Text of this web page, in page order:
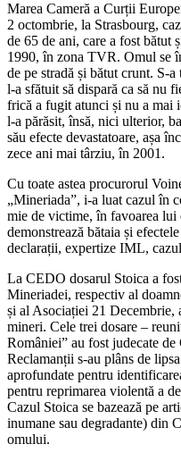
Marea Cameră a Curții
2 octombrie, la Strasbourg,
de 65 de ani, care a fost bătut
1990, în zona TVR. Omul se
de pe stradă și bătut crunt. S-
l-a sfătuit să dispară ca să nu
frică a fugit atunci și nu a mai
l-a părăsit, însă, nici ulterior,
său efecte devastatoare, așa
zece ani mai târziu, în 2001.
Cu toate astea procurorul
„Mineriada”, i-a luat cazul în
mie de victime, în favoarea lui
demonstrează bătaia și
declarații, expertize IML,
La CEDO dosarul Stoica a
Mineriadei, respectiv al
și al Asociației 21 Decembrie,
mineri. Cele trei dosare –
României” au fost judecate
Reclamanții s-au plâns de
aprofundate pentru
pentru reprimarea violentă a
Cazul Stoica se bazează pe
inumane sau degradante) din
omului.